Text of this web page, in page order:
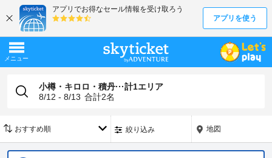
小樽・キロロ・積丹···計1エリア
8/12 - 8/13 合計2名
絞り込み 地図